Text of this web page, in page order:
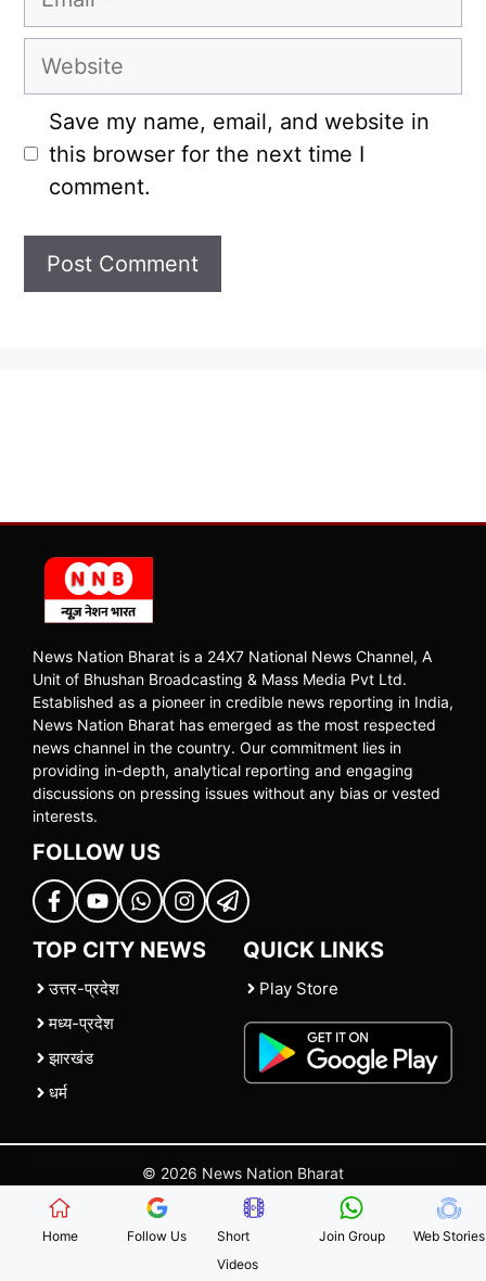
Website
Save my name, email, and website in
this browser for the next time I
comment.
News Nation Bharat is a 24X7 National News Channel, A
Unit of Bhushan Broadcasting & Mass Media Pvt Ltd.
Established as a pioneer in credible news reporting in India,
News Nation Bharat has emerged as the most respected
news channel in the country. Our commitment lies in
providing in-depth, analytical reporting and engaging
discussions on pressing issues without any bias or vested
interests.
FOLLOW US
TOP CITY NEWS
उत्तर-प्रदेश
मध्य-प्रदेश
झारखंड
धर्म
QUICK LINKS
Play Store
© 2026 News Nation Bharat
| |Contact Us |Policies Terms and Conditions
Home Follow Us
Short
Videos
Join Group Web Stories